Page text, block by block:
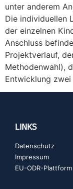
unter anderem
Die individuellen
der einzelnen
Anschluss
Projektverlauf,
Methodenwahl),
Entwicklung
LINKS
Datenschutz
Impressum
EU-ODR-Plattform